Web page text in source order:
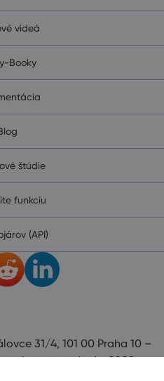
videá
Booky
štúdie
funkciu
(API)
31/4, 101 00 Praha 10 –
vyhrazena od roku 2008.